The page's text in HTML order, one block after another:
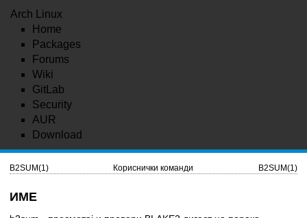
Arch Linux
Home
Packages
Forums
Wiki
GitLab
Security
AUR
Download
B2SUM(1) Кориснички команди B2SUM(1)
ИМЕ